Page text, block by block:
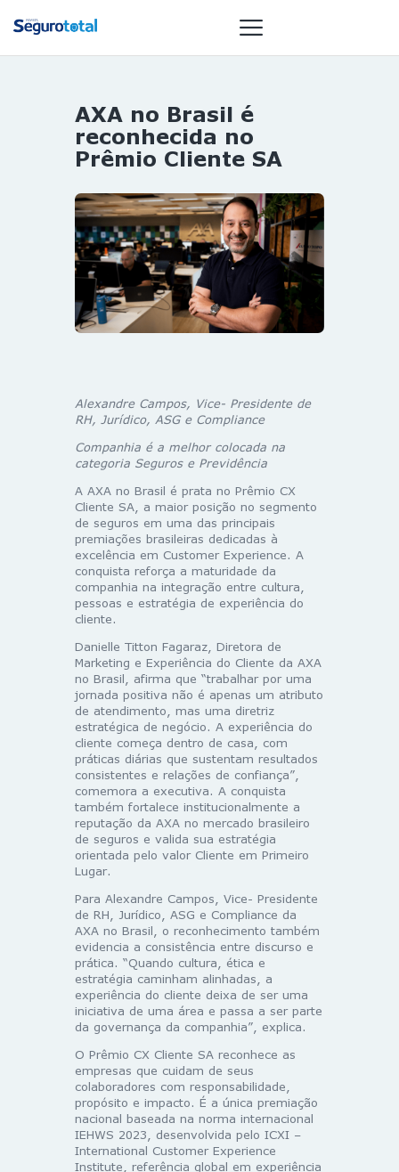
NOTÍCIAS
REVISTA
GAIVOTA DE
OURO
ST SUMMIT
MULHERES
GESTORAS
HOMEST
AXA no Brasil é
reconhecida no
Prêmio Cliente SA
Alexandre Campos, Vice- Presidente de
RH, Jurídico, ASG e Compliance
Companhia é a melhor colocada na
categoria Seguros e Previdência
A AXA no Brasil é prata no Prêmio CX
Cliente SA, a maior posição no segmento
de seguros em uma das principais
premiações brasileiras dedicadas à
excelência em Customer Experience. A
conquista reforça a maturidade da
companhia na integração entre cultura,
pessoas e estratégia de experiência do
cliente.
Danielle Titton Fagaraz, Diretora de
Marketing e Experiência do Cliente da AXA
no Brasil, afirma que “trabalhar por uma
jornada positiva não é apenas um atributo
de atendimento, mas uma diretriz
estratégica de negócio. A experiência do
cliente começa dentro de casa, com
práticas diárias que sustentam resultados
consistentes e relações de confiança”,
comemora a executiva. A conquista
também fortalece institucionalmente a
reputação da AXA no mercado brasileiro
de seguros e valida sua estratégia
orientada pelo valor Cliente em Primeiro
Lugar.
Para Alexandre Campos, Vice- Presidente
de RH, Jurídico, ASG e Compliance da
AXA no Brasil, o reconhecimento também
evidencia a consistência entre discurso e
prática. “Quando cultura, ética e
estratégia caminham alinhadas, a
experiência do cliente deixa de ser uma
iniciativa de uma área e passa a ser parte
da governança da companhia”, explica.
O Prêmio CX Cliente SA reconhece as
empresas que cuidam de seus
colaboradores com responsabilidade,
propósito e impacto. É a única premiação
nacional baseada na norma internacional
IEHWS 2023, desenvolvida pelo ICXI –
International Customer Experience
Institute, referência global em experiência